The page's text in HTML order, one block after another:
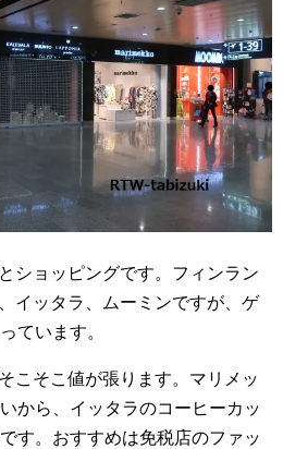
ショッピングです。フィンラン
イッタラ、ムーミンですが、ゲ
ています。
こそこ値が張ります。マリメッ
から、イッタラのコーヒーカッ
す。おすすめは免税店のファッ